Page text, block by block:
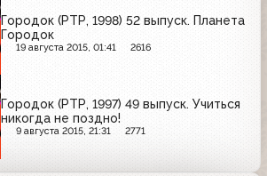
Городок (РТР, 1998) 52 выпуск. Планета
Городок
19 августа 2015, 01:41 2616
Городок (РТР, 1997) 49 выпуск. Учиться
никогда не поздно!
9 августа 2015, 21:31 2771